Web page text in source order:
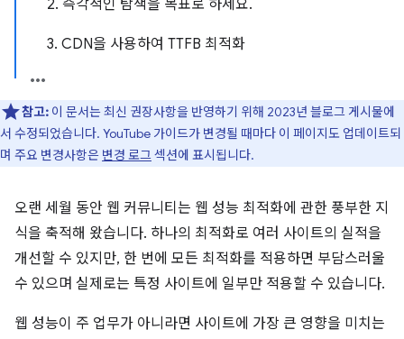
2. 즉각적인 탐색을 목표로 하세요.
3. CDN을 사용하여 TTFB 최적화
참고: 이 문서는 최신 권장사항을 반영하기 위해 2023년 블로그 게시물에
서 수정되었습니다. YouTube 가이드가 변경될 때마다 이 페이지도 업데이트되
며 주요 변경사항은 변경 로그섹션에 표시됩니다.
오랜 세월 동안 웹 커뮤니티는 웹 성능 최적화에 관한 풍부한 지
식을 축적해 왔습니다. 하나의 최적화로 여러 사이트의 실적을
개선할 수 있지만, 한 번에 모든 최적화를 적용하면 부담스러울
수 있으며 실제로는 특정 사이트에 일부만 적용할 수 있습니다.
웹 성능이 주 업무가 아니라면 사이트에 가장 큰 영향을 미치는